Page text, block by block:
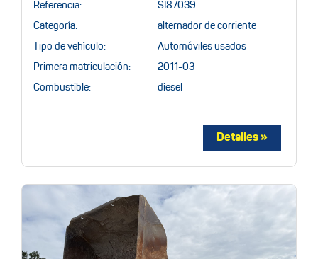
Referencia: SI87039
Categoría: alternador de corriente
Tipo de vehículo: Automóviles usados
Primera matriculación: 2011-03
Combustible: diesel